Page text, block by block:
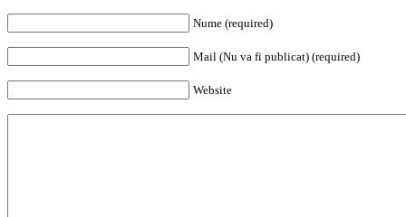
Nume (required)
Mail (Nu va fi publicat) (required)
Website